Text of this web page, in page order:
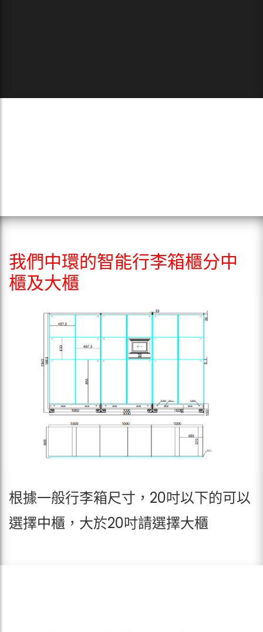
我們中環的智能行李箱櫃分中
櫃及大櫃
根據一般行李箱尺寸，20吋以下的可以
選擇中櫃，大於20吋請選擇大櫃